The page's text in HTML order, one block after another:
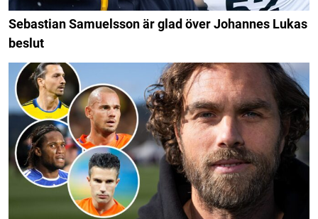
Sebastian Samuelsson är glad över Johannes Lukas
beslut